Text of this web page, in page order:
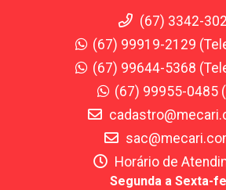
(67) 3342-
(67) 99919-2129
(67) 99644-5368
(67) 99955-0485
Horário de
Segunda a Sexta-